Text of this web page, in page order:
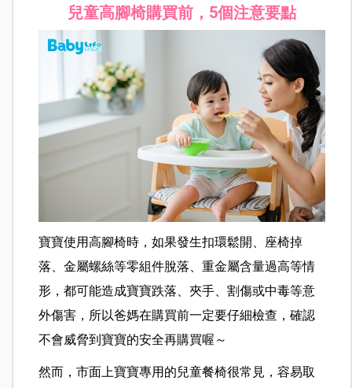
兒童高腳椅購買前，5個注意要點
寶寶使用高腳椅時，如果發生扣環鬆開、座椅掉
落、金屬螺絲等零組件脫落、重金屬含量過高等情
形，都可能造成寶寶跌落、夾手、割傷或中毒等意
外傷害，所以爸媽在購買前一定要仔細檢查，確認
不會威脅到寶寶的安全再購買喔～
然而，市面上寶寶專用的兒童餐椅很常見，容易取